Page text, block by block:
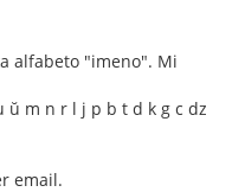
alfabeto "imeno". Mi
ŭ m n r l j p b t d k g c dz
email.